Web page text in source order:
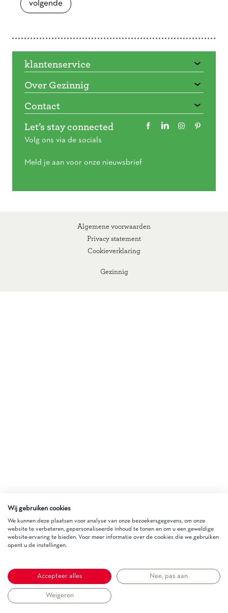
volgende
pagina
klantenservice
Over Gezinnig
Contact
Let’s stay connected
Volg ons via de socials
Meld je aan voor onze nieuwsbrief
Gezinnig
Algemene voorwaarden
Privacy statement
Cookieverklaring
Wij gebruiken cookies
We kunnen deze plaatsen voor analyse van onze bezoekersgegevens, om onze
website te verbeteren, gepersonaliseerde inhoud te tonen en om u een geweldige
website-ervaring te bieden. Voor meer informatie over de cookies die we gebruiken
opent u de instellingen.
Accepteer alles Nee, pas aan
Weigeren